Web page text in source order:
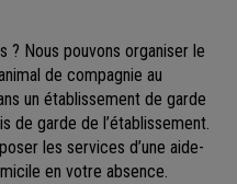
Nous pouvons organiser le
de compagnie au
un établissement de garde
de garde de l’établissement.
les services d’une aide-
en votre absence.